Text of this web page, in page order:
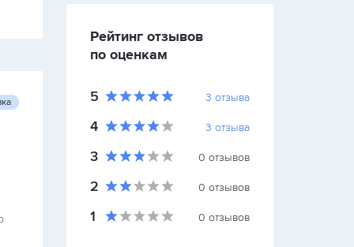
Рейтинг отзывов
по оценкам
5 3 отзыва
4 3 отзыва
3 0 отзывов
2 0 отзывов
1 0 отзывов